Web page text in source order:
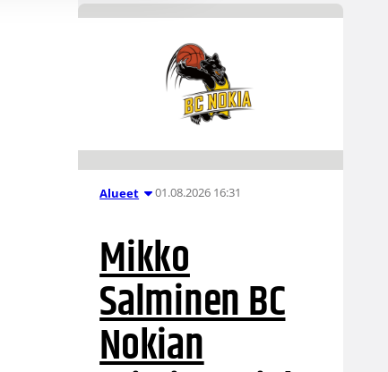
Alueet 01.08.2026 16:31
Mikko
Salminen BC
Nokian